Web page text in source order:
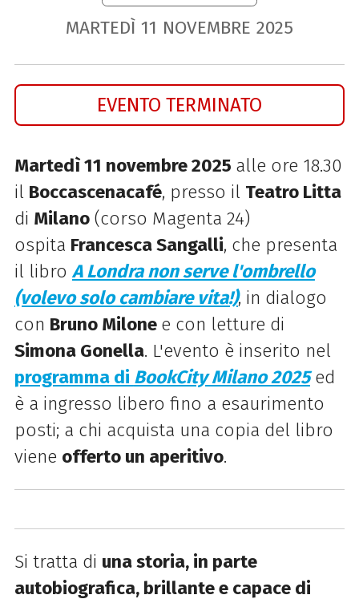
MARTEDÌ 11 NOVEMBRE 2025
EVENTO TERMINATO
Martedì 11 novembre 2025 alle ore 18.30
il Boccascenacafé, presso il Teatro Litta
di Milano(corso Magenta 24)
ospita Francesca Sangalli, che presenta
il libro A Londra non serve l'ombrello
(volevo solo cambiare vita!), in dialogo
con Bruno Milone e con letture di
Simona Gonella. L'evento è inserito nel
programma di BookCity Milano 2025ed
è a ingresso libero fino a esaurimento
posti; a chi acquista una copia del libro
viene offerto un aperitivo.
Si tratta di una storia, in parte
autobiografica, brillante e capace di